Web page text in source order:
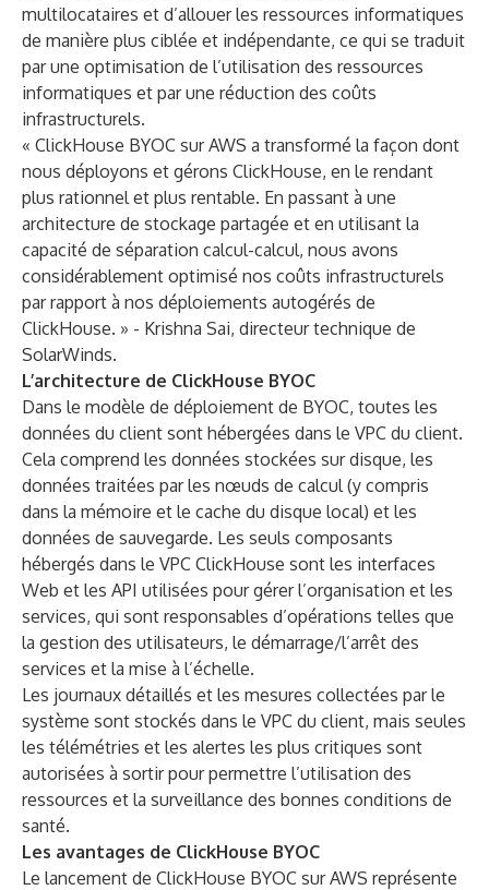
multilocataires et d’allouer les ressources informatiques
de manière plus ciblée et indépendante, ce qui se traduit
par une optimisation de l’utilisation des ressources
informatiques et par une réduction des coûts
infrastructurels.
« ClickHouse BYOC sur AWS a transformé la façon dont
nous déployons et gérons ClickHouse, en le rendant
plus rationnel et plus rentable. En passant à une
architecture de stockage partagée et en utilisant la
capacité de séparation calcul-calcul, nous avons
considérablement optimisé nos coûts infrastructurels
par rapport à nos déploiements autogérés de
ClickHouse. » - Krishna Sai, directeur technique de
SolarWinds.
L’architecture de ClickHouse BYOC
Dans le modèle de déploiement de BYOC, toutes les
données du client sont hébergées dans le VPC du client.
Cela comprend les données stockées sur disque, les
données traitées par les nœuds de calcul (y compris
dans la mémoire et le cache du disque local) et les
données de sauvegarde. Les seuls composants
hébergés dans le VPC ClickHouse sont les interfaces
Web et les API utilisées pour gérer l’organisation et les
services, qui sont responsables d’opérations telles que
la gestion des utilisateurs, le démarrage/l’arrêt des
services et la mise à l’échelle.
Les journaux détaillés et les mesures collectées par le
système sont stockés dans le VPC du client, mais seules
les télémétries et les alertes les plus critiques sont
autorisées à sortir pour permettre l’utilisation des
ressources et la surveillance des bonnes conditions de
santé.
Les avantages de ClickHouse BYOC
Le lancement de ClickHouse BYOC sur AWS représente